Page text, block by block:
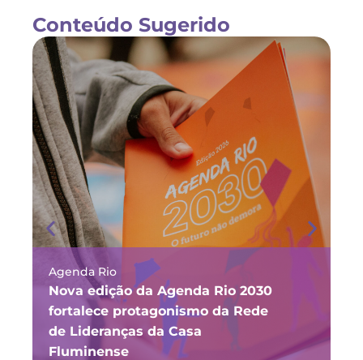
Conteúdo Sugerido
Agenda Rio
Nova edição da Agenda Rio 2030
fortalece protagonismo da Rede
de Lideranças da Casa
Fluminense